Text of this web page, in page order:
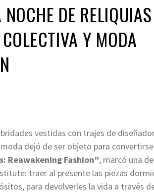
DE RELIQUIAS
Y MODA
vestidas con trajes de
dejó de ser objeto para
Reawakening Fashion”, marcó una
traer al presente las piezas
para devolverles la vida a través